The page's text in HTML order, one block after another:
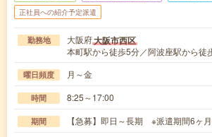
正社員への紹介予定派遣
勤務地 大阪府大阪市西区
本町駅から徒歩5分／阿波座駅から徒
曜日頻度 月～金
時間 8:25～17:00
期間 【急募】即日～長期 ※派遣期間6ヶ